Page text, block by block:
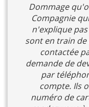
Dommage
Compagnie
n'explique
sont en train de
contactée
demande de
par
compte. Ils
numéro de